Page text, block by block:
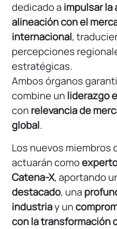
dedicado a impulsar la
alineación con el
internacional,
percepciones
estratégicas.
Ambos órganos
combine un liderazgo
con relevancia de
global.
Los nuevos miembros
actuarán como
Catena-X, aportando
destacado, una
industriay un
con la transformación